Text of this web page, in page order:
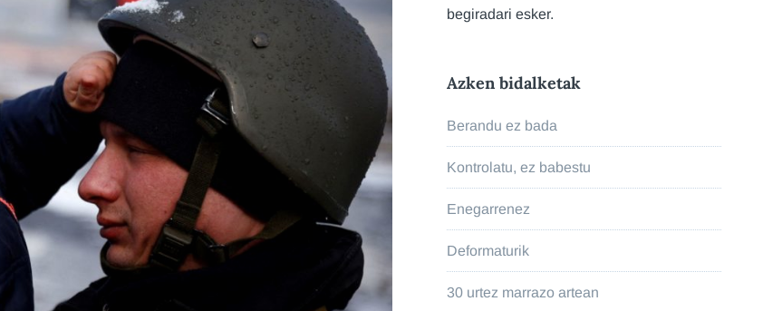
begiradari esker.
Azken bidalketak
Berandu ez bada
Kontrolatu, ez babestu
Enegarrenez
Deformaturik
30 urtez marrazo artean